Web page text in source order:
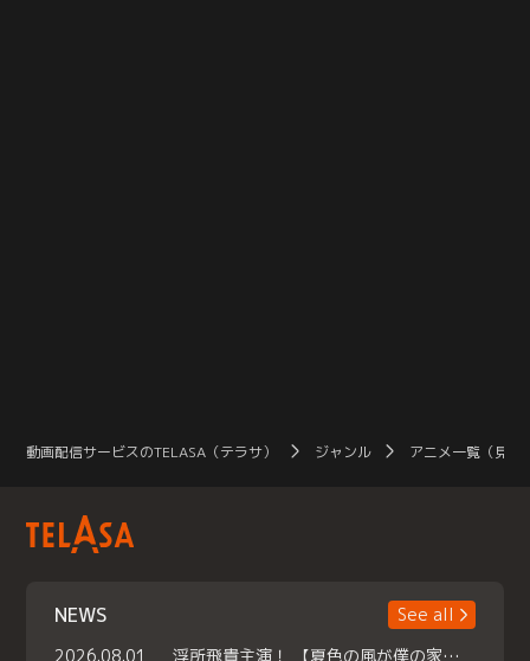
動画配信サービスのTELASA（テラサ） ジャンル アニメ一覧（見放
NEWS
See all
2026.08.01
浮所飛貴主演！ 【夏色の風が僕の家にやってきた】 本日よりテラサで独占配信スタート！